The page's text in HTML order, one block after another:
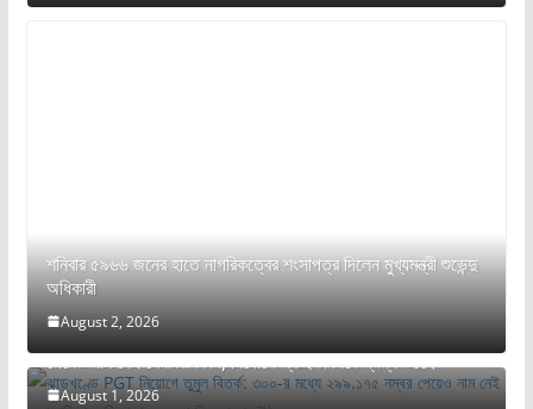
শনিবার ৫৯৬৬ জনের হাতে নাগরিকত্বের শংসাপত্র দিলেন মুখ্যমন্ত্রী শুভেন্দু
অধিকারী
August 2, 2026
ঝাড়খণ্ডে PGT নিয়োগে তুমুল বিতর্ক: ৩০০-র মধ্যে ২৯৯.১৭৫ নম্বর
পেয়েও নাম নেই মেধাতালিকায়, নিয়োগে স্বচ্ছতা নিয়ে প্রশ্ন উঠছে
August 1, 2026